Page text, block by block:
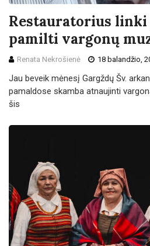
Restauratorius linki
pamilti vargonų
Renata Nekrošienė 18 balandžio,
Jau beveik mėnesį Gargždų Šv.
pamaldose skamba atnaujinti
šis